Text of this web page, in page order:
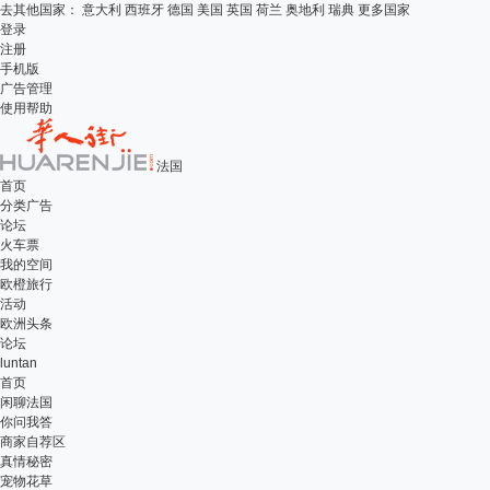
去其他国家： 意大利 西班牙 德国 美国 英国 荷兰 奥地利 瑞典 更多国家
登录
注册
手机版
广告管理
使用帮助
法国
首页
分类广告
论坛
火车票
我的空间
欧橙旅行
活动
欧洲头条
论坛
luntan
首页
闲聊法国
你问我答
商家自荐区
真情秘密
宠物花草